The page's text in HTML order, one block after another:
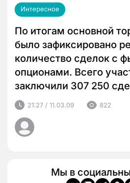
Интересное
По итогам основной
было зафиксировано
количество сделок с
опционами. Всего
заключили 307 250
21:27 / 11.03.09 822
Мы в